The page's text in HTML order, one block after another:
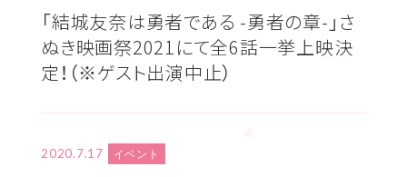
「結城友奈は勇者である -勇者の章-」さ
ぬき映画祭2021にて全6話一挙上映決
定！（※ゲスト出演中止）
2020.7.17 イベント